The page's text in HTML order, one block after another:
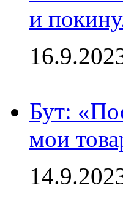
и
Бут:
мои